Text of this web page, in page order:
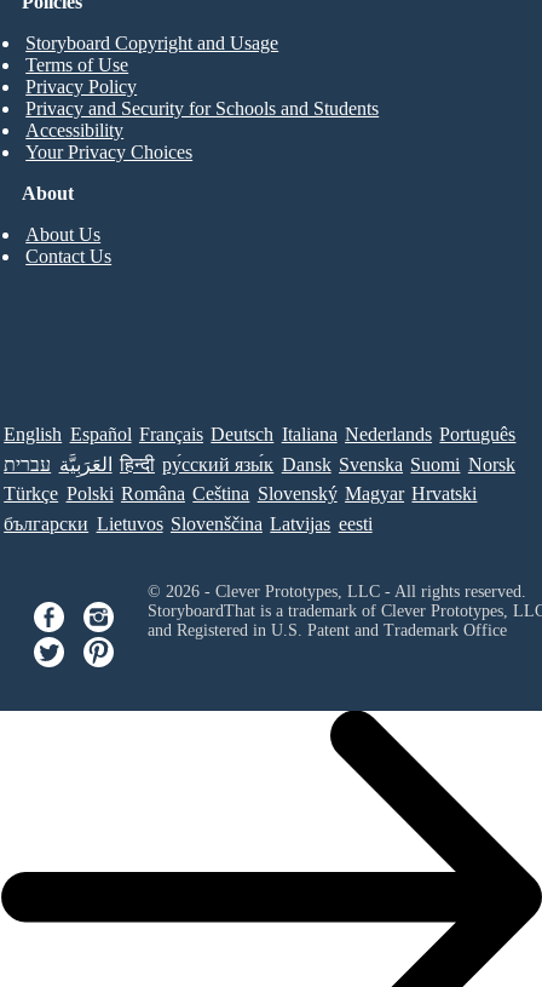
About
About Us
Contact Us
Storyboard Copyright and Usage
Terms of Use
Privacy Policy
Privacy and Security for Schools and Students
Accessibility
Your Privacy Choices
English Español Français Deutsch Italiana Nederlands Português
עברית العَرَبِيَّة हिन्दी ру́сский язы́к Dansk Svenska Suomi Norsk
Türkçe Polski Româna Ceština Slovenský Magyar Hrvatski
български Lietuvos Slovenščina Latvijas eesti
© 2026 - Clever Prototypes, LLC - All rights reserved.
StoryboardThat is a trademark of Clever Prototypes,
and Registered in U.S. Patent and Trademark Office